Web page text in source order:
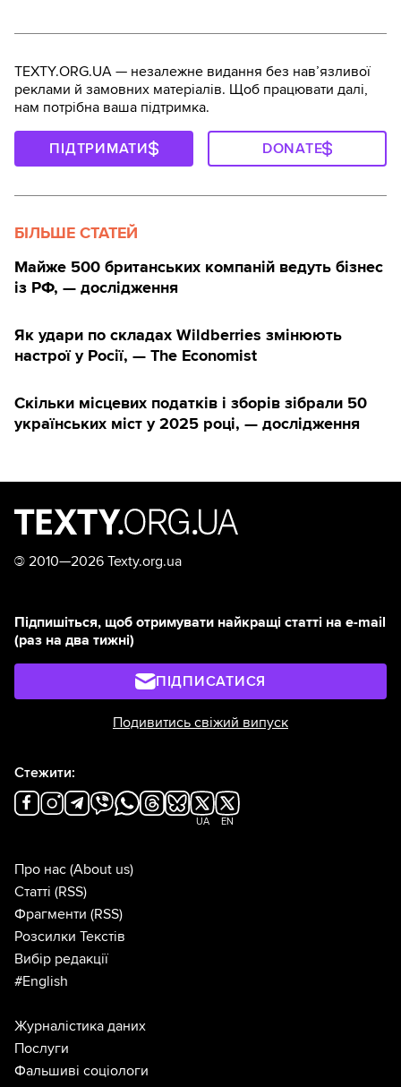
TEXTY.ORG.UA — незалежне видання без навʼязливої
реклами й замовних матеріалів. Щоб працювати далі,
нам потрібна ваша підтримка.
ПІДТРИМАТИ DONATE
БІЛЬШЕ СТАТЕЙ
Майже 500 британських компаній ведуть бізнес
із РФ, — дослідження
Як удари по складах Wildberries змінюють
настрої у Росії, — The Economist
Скільки місцевих податків і зборів зібрали 50
українських міст у 2025 році, — дослідження
© 2010—2026 Texty.org.ua
Підпишіться, щоб отримувати найкращі статті на e-mail
(раз на два тижні)
ПІДПИСАТИСЯ
Подивитись свіжий випуск
Стежити:
UA EN
Про нас (About us)
Статті (RSS)
Фрагменти (RSS)
Розсилки Текстів
Вибір редакції
#English
Журналістика даних
Послуги
Фальшиві соціологи